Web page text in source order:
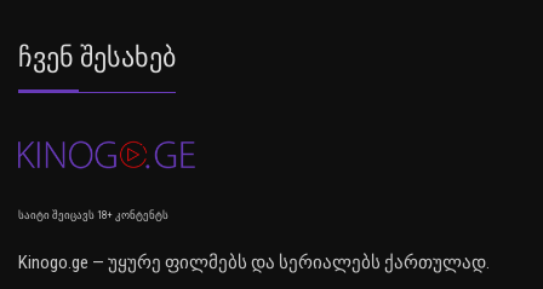
Ჩვენ Შესახებ
საიტი შეიცავს 18+ კონტენტს
Kinogo.ge — უყურე ფილმებს და სერიალებს ქართულად.